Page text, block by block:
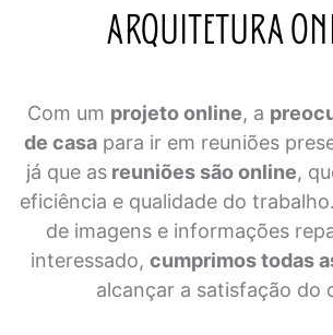
ARQUITETURA
Com um projeto online, a
de casa para ir em reuniões
já que asreuniões são online,
eficiência e qualidade do
de imagens e informações
interessado, cumprimos todas
alcançar a satisfação do